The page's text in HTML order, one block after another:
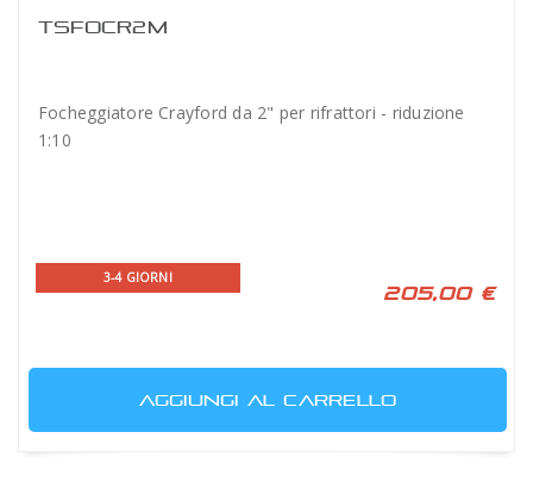
TSFOCR2M
Focheggiatore Crayford da 2" per rifrattori - riduzione
1:10
3-4 GIORNI
205,00 €
AGGIUNGI AL CARRELLO